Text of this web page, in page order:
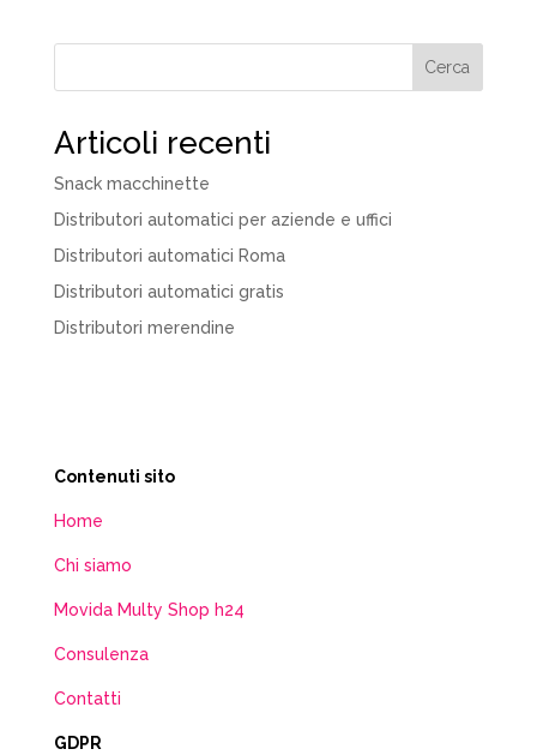
Cerca
Articoli recenti
Snack macchinette
Distributori automatici per aziende e uffici
Distributori automatici Roma
Distributori automatici gratis
Distributori merendine
Contenuti sito
Home
Chi siamo
Movida Multy Shop h24
Consulenza
Contatti
GDPR